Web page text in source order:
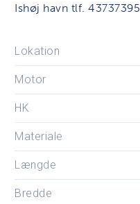
Ishøj havn tlf. 43737395
Lokation
Motor
HK
Materiale
Længde
Bredde